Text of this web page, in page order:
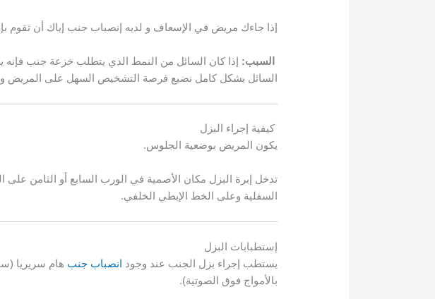
إذا جاءك مريض في الإسعاف و لديه إنصباب جنب إياك أن تقوم
السبب: إذا كان السائل من النمط الذي يتطلب خزعة جنب فإنه
السائل بشكل كامل نضيع فرصة التشخيص السهل على المريض
كيفية إجراء البزل
يكون المريض بوضعية الجلوس.
تدخل إبرة البزل مكان الأصمية في الورب السابع أو الثامن على
السفلية وعلى الخط الإبطي الخلفي.
إستطبابات البزل
يستطب إجراء بزل الجنب عند وجود انصباب جنب هام سريريا (سماكته > 10
بالأمواج فوق الصوتية).